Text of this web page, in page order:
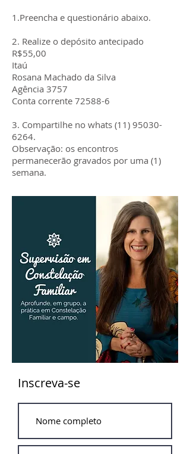
1.Preencha e questionário abaixo.
2. Realize o depósito antecipado
R$55,00
Itaú
Rosana Machado da Silva
Agência 3757
Conta corrente 72588-6
3. Compartilhe no whats (11) 95030-
6264.
Observação: os encontros
permanecerão gravados por uma (1)
semana.
Inscreva-se